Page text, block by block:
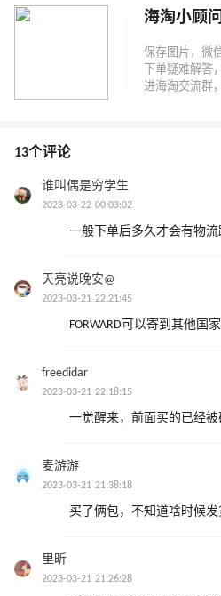
海淘小顾问
13个评论
谁叫偶是穷学生
2023-03-22 00:03:02
一般下单后多久才会有物流
天亮说晚安@
2023-03-21 22:21:45
FORWARD可以寄到其他国家
freedidar
2023-03-21 22:18:15
一觉醒来，前面买的已经被
麦游游
2023-03-21 21:38:18
买了俩包，不知道啥时候发
里昕
2023-03-21 21:26:28